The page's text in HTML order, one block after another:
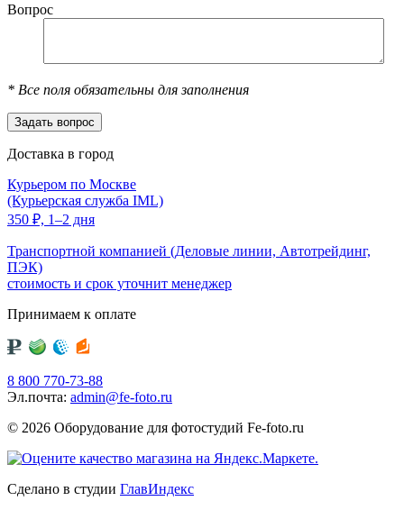
Вопрос
* Все поля обязательны для заполнения
Доставка в город
Курьером по Москве
(Курьерская служба IML)
350 ₽, 1–2 дня
Транспортной компанией (Деловые линии, Автотрейдинг,
ПЭК)
стоимость и срок уточнит менеджер
Принимаем к оплате
8 800 770-73-88
Эл.почта: admin@fe-foto.ru
© 2026 Оборудование для фотостудий Fe-foto.ru
Сделано в студии ГлавИндекс